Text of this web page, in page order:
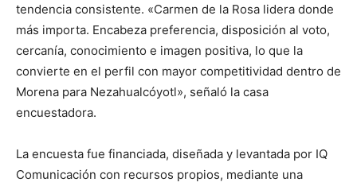
tendencia consistente. «Carmen de la Rosa lidera donde
más importa. Encabeza preferencia, disposición al voto,
cercanía, conocimiento e imagen positiva, lo que la
convierte en el perfil con mayor competitividad dentro de
Morena para Nezahualcóyotl», señaló la casa
encuestadora.
La encuesta fue financiada, diseñada y levantada por IQ
Comunicación con recursos propios, mediante una